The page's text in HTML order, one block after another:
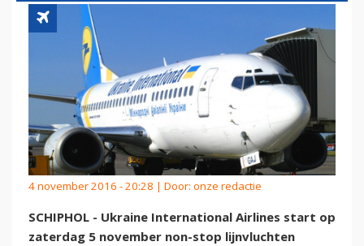
4 november 2016 - 20:28 | Door: onze redactie
SCHIPHOL - Ukraine International Airlines start op
zaterdag 5 november non-stop lijnvluchten